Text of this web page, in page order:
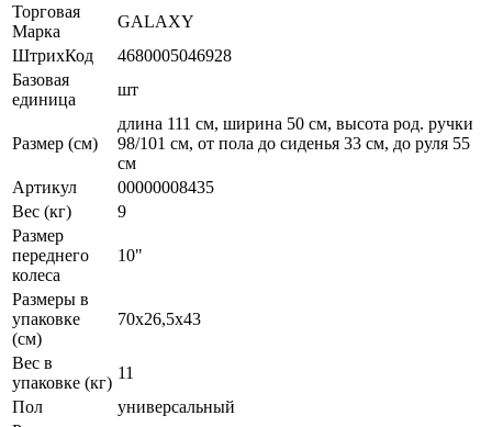
Торговая
Марка
GALAXY
ШтрихКод
4680005046928
Базовая
единица
шт
Размер (см)
длина 111 см, ширина 50 см, высота род. ручки
98/101 см, от пола до сиденья 33 см, до руля 55
см
Артикул
00000008435
Вес (кг)
9
Размер
переднего
колеса
10"
Размеры в
упаковке
(см)
70х26,5х43
Вес в
упаковке (кг)
11
Пол
универсальный